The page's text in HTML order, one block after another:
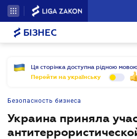
БІЗНЕС
Ця сторінка доступна рідною
Перейти на українську
Безопасность бизнеса
Украина приняла